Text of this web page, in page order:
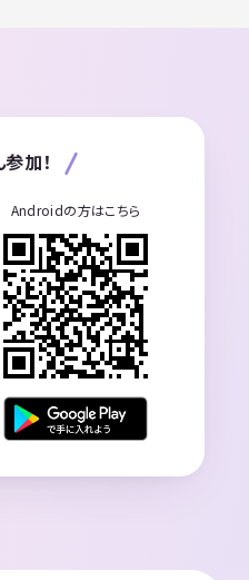
加！
Androidの方はこちら